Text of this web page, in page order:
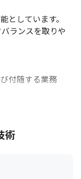
としています。
ランスを取りや
付随する業務
術